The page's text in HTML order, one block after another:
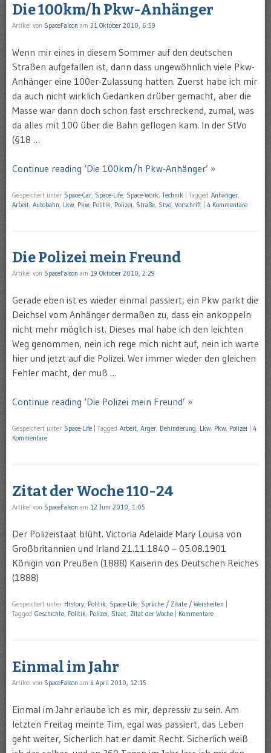
Die 100km/h Pkw-Anhänger
Artikel von SpaceFalcon am 31 Oktober 2010, 6:59
Wenn mir eines in diesem Sommer auf den deutschen
Straßen aufgefallen ist, dann dass ungewöhnlich viele Pkw-
Anhänger eine 100er-Zulassung hatten. Zuerst habe ich mir
da auch nicht wirklich Gedanken drüber gemacht, aber die
Masse war dann doch schon fast erschreckend, zumal, was
da alles mit 100 über die Bahn geflogen kam. In der StVo
(§18 …
Continue reading ‘Die 100km/h Pkw-Anhänger’ »
Gespeichert unter Space-Car Space-Life Space-Work Technik Tagged Anhänger
Arbeit Autobahn Lkw, Pkw, Politik Polizei Straße Stvo Vorschrift 4 Kommentare
Die Polizei mein Freund
Artikel von SpaceFalcon am 19 Oktober 2010, 2:29
Gerade eben ist es wieder einmal passiert, ein Pkw parkt die
Deichsel vom Anhänger dermaßen zu, dass ein ankoppeln
nicht mehr möglich ist. Dieses mal habe ich den leichten
Weg genommen, nein ich rege mich nicht auf, nein ich warte
hier und jetzt auf die Polizei. Wer immer wieder den gleichen
Fehler macht, der muß …
Continue reading ‘Die Polizei mein Freund’ »
Gespeichert unter Space-Life Tagged Arbeit, Ärger, Behinderung, Lkw, Pkw, Polizei
4
Kommentare
Zitat der Woche 110-24
Artikel von SpaceFalcon am 12 Juni 2010, 1:05
Der Polizeistaat blüht. Victoria Adelaide Mary Louisa von
Großbritannien und Irland 21.11.1840 – 05.08.1901
Königin von Preußen (1888) Kaiserin des Deutschen Reiches
(1888)
Gespeichert unter History, Politik, Space-Life, Sprüche / Zitate / Weisheiten
Tagged Geschichte, Politik, Polizei, Staat, Zitat der Woche Kommentare
Einmal im Jahr
Artikel von SpaceFalcon am 4 April 2010, 12:15
Einmal im Jahr erlaube ich es mir, depressiv zu sein. Am
letzten Freitag meinte Tim, egal was passiert, das Leben
geht weiter, Sicherlich hat er damit Recht. Sicherlich weiß